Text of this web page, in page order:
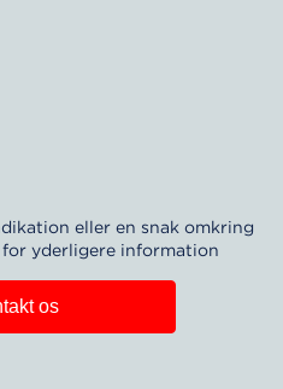
eller en snak omkring
yderligere information
os